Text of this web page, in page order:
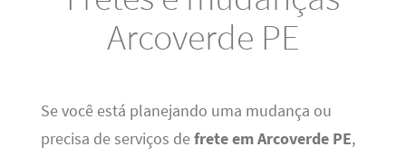
Arcoverde PE
Se você está planejando uma mudança ou
precisa de serviços defrete em Arcoverde PE,